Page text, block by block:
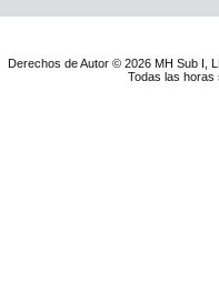
Derechos de Autor © 2026 MH Sub I,
Todas las horas